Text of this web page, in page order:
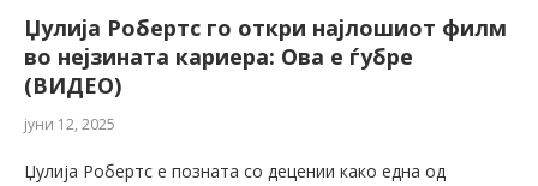
Џулија Робертс го откри најлошиот филм
во нејзината кариера: Ова е ѓубре
(ВИДЕО)
јуни 12, 2025
Џулија Робертс е позната со децении како една од